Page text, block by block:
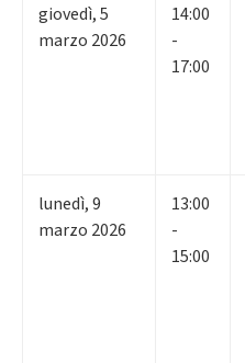
giovedì,5
marzo 2026
14:00
-
17:00
lunedì,9
marzo 2026
13:00
-
15:00